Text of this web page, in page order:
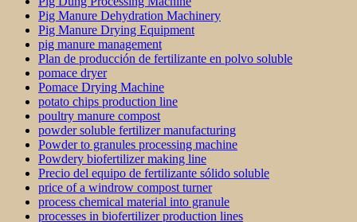
Pig Manure Dehydration Machinery
Pig Manure Drying Equipment
pig manure management
Plan de producción de fertilizante en polvo soluble
pomace dryer
Pomace Drying Machine
potato chips production line
poultry manure compost
powder soluble fertilizer manufacturing
Powder to granules processing machine
Powdery biofertilizer making line
Precio del equipo de fertilizante sólido soluble
price of a windrow compost turner
process chemical material into granule
processes in biofertilizer production lines